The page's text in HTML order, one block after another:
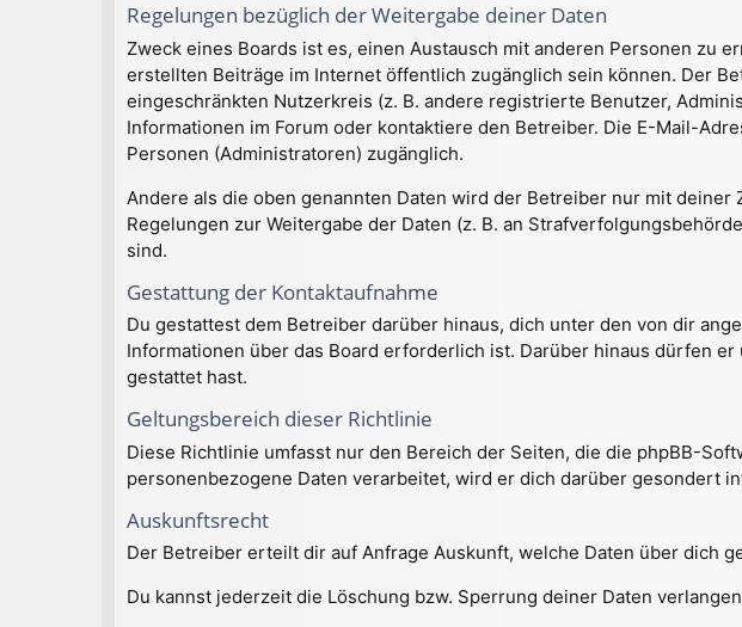
Regelungen bezüglich der Weitergabe deiner Daten
Zweck eines Boards ist es, einen Austausch mit anderen Personen zu
erstellten Beiträge im Internet öffentlich zugänglich sein können. Der
eingeschränkten Nutzerkreis (z. B. andere registrierte Benutzer,
Informationen im Forum oder kontaktiere den Betreiber. Die E-Mail-
Personen (Administratoren) zugänglich.
Andere als die oben genannten Daten wird der Betreiber nur mit
Regelungen zur Weitergabe der Daten (z. B. an
sind.
Gestattung der Kontaktaufnahme
Du gestattest dem Betreiber darüber hinaus, dich unter den von dir
Informationen über das Board erforderlich ist. Darüber hinaus dürfen
gestattet hast.
Geltungsbereich dieser Richtlinie
Diese Richtlinie umfasst nur den Bereich der Seiten, die die phpBB-
personenbezogene Daten verarbeitet, wird er dich darüber gesondert
Auskunftsrecht
Der Betreiber erteilt dir auf Anfrage Auskunft, welche Daten über dich
Du kannst jederzeit die Löschung bzw. Sperrung deiner Daten